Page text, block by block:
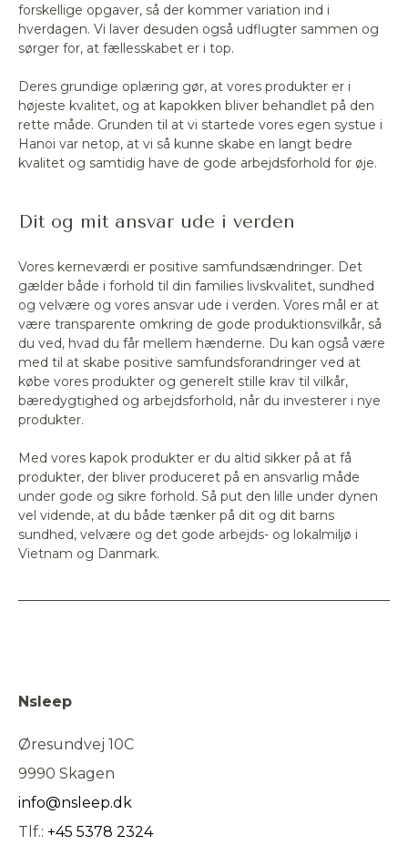
forskellige opgaver, så der kommer variation ind i
hverdagen. Vi laver desuden også udflugter sammen og
sørger for, at fællesskabet er i top.
Deres grundige oplæring gør, at vores produkter er i
højeste kvalitet, og at kapokken bliver behandlet på den
rette måde. Grunden til at vi startede vores egen systue i
Hanoi var netop, at vi så kunne skabe en langt bedre
kvalitet og samtidig have de gode arbejdsforhold for øje.
Dit og mit ansvar ude i verden
Vores kerneværdi er positive samfundsændringer. Det
gælder både i forhold til din families livskvalitet, sundhed
og velvære og vores ansvar ude i verden. Vores mål er at
være transparente omkring de gode produktionsvilkår, så
du ved, hvad du får mellem hænderne. Du kan også være
med til at skabe positive samfundsforandringer ved at
købe vores produkter og generelt stille krav til vilkår,
bæredygtighed og arbejdsforhold, når du investerer i nye
produkter.
Med vores kapok produkter er du altid sikker på at få
produkter, der bliver produceret på en ansvarlig måde
under gode og sikre forhold. Så put den lille under dynen
vel vidende, at du både tænker på dit og dit barns
sundhed, velvære og det gode arbejds- og lokalmiljø i
Vietnam og Danmark.
Nsleep
Øresundvej 10C
9990 Skagen
info@nsleep.dk
Tlf.: +45 5378 2324